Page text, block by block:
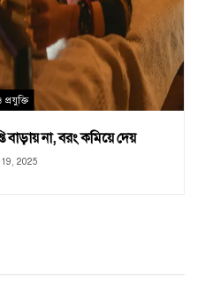
প্রযুক্তি
বাড়ায় না, বরং কমিয়ে দেয়
2025